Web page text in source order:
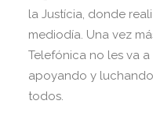
la Justícia, donde
mediodía. Una vez
Telefónica no les va
apoyando y
todos.